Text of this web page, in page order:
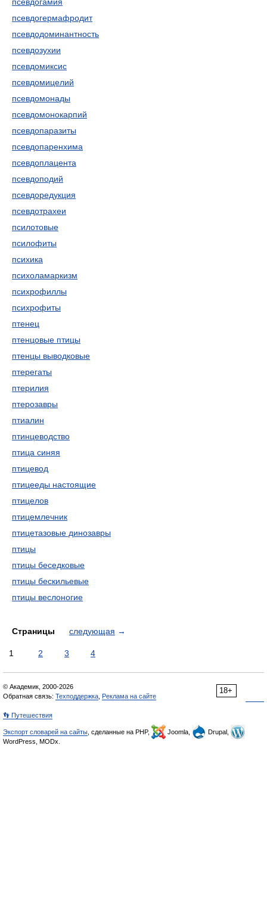
псевдогермафродит
псевдодоминантность
псевдозухии
псевдомиксис
псевдомицелий
псевдомонады
псевдомонокарпий
псевдопаразиты
псевдопаренхима
псевдоплацента
псевдоподий
псевдоредукция
псевдотрахеи
псилотовые
псилофиты
психика
психоламаркизм
психрофиллы
психрофиты
птенец
птенцовые птицы
птенцы выводковые
птерегаты
птерилия
птерозавры
птиалин
птинцеводство
птица синяя
птицевод
птицееды настоящие
птицелов
птицемлечник
птицетазовые динозавры
птицы
птицы беседковые
птицы бескильевые
птицы веслоногие
Страницы следующая →
1 2 3 4
18+
© Академик, 2000-2026
Обратная связь: Техподдержка Реклама на сайте
👣 Путешествия
Экспорт словарей на сайты , сделанные на PHP, Joomla,
Drupal,
WordPress, MODx.